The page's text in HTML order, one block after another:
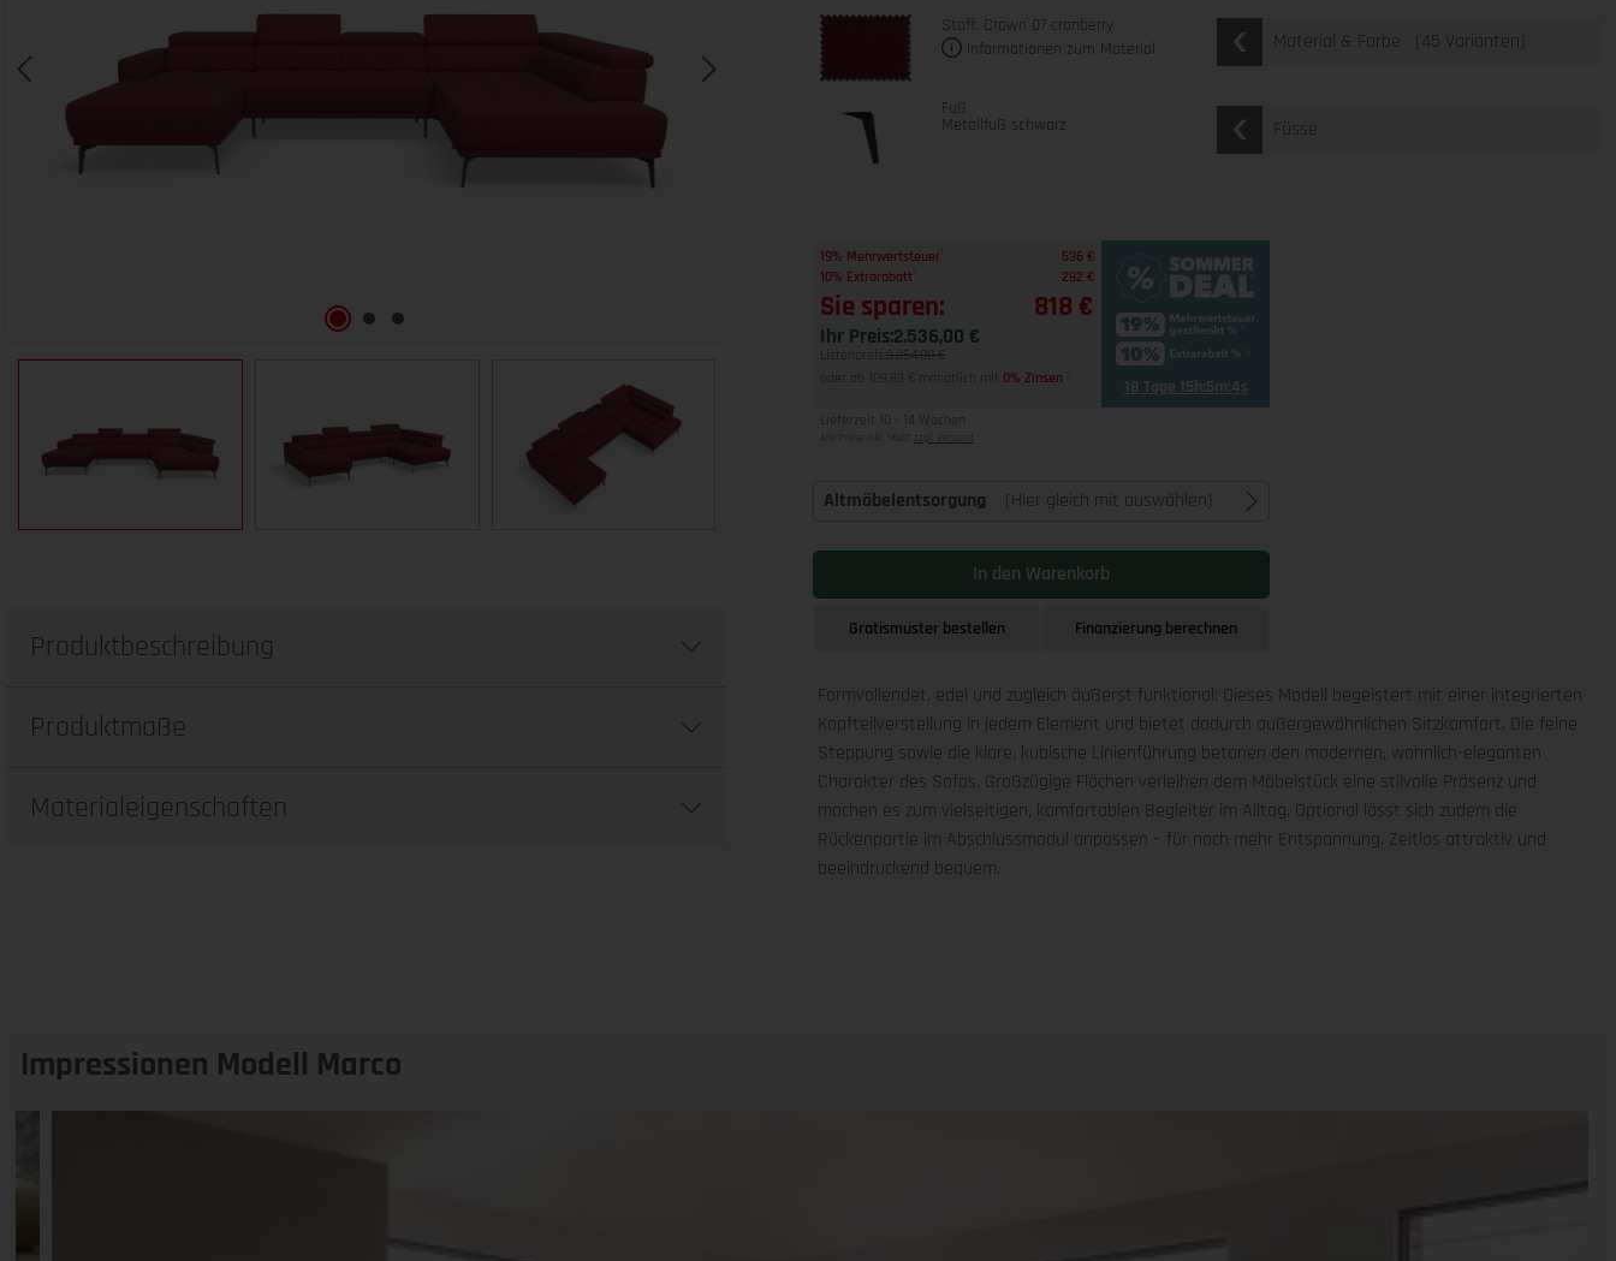
Stoff: Crown 07 cranberry
Informationen zum Material
Material & Farbe [45 Varianten]
Fuß
Metallfuß schwarz Füsse
19% Mehrwertsteuer
536 €
10% Extrarabatt
282 €
Sie sparen: 818 €
Ihr Preis:2.536,00 €
Listenpreis: 3.354,00 €
oder ab 109,83 € monatlich mit 0% Zinsen 18 Tage 15h:5m:2s
Lieferzeit 10 - 14 Wochen
Alle Preise inkl. MwSt zzgl. Versand
Altmöbelentsorgung (Hier gleich mit auswählen)
In den Warenkorb
Gratismuster bestellen Finanzierung berechnen
Formvollendet, edel und zugleich äußerst funktional: Dieses Modell begeistert mit einer integrierten
Kopfteilverstellung in jedem Element und bietet dadurch außergewöhnlichen Sitzkomfort. Die feine
Steppung sowie die klare, kubische Linienführung betonen den modernen, wohnlich-eleganten
Charakter des Sofas. Großzügige Flächen verleihen dem Möbelstück eine stilvolle Präsenz und
machen es zum vielseitigen, komfortablen Begleiter im Alltag. Optional lässt sich zudem die
Rückenpartie im Abschlussmodul anpassen – für noch mehr Entspannung. Zeitlos attraktiv und
beeindruckend bequem.
Produktbeschreibung
Produktmaße
Materialeigenschaften
Impressionen Modell Marco